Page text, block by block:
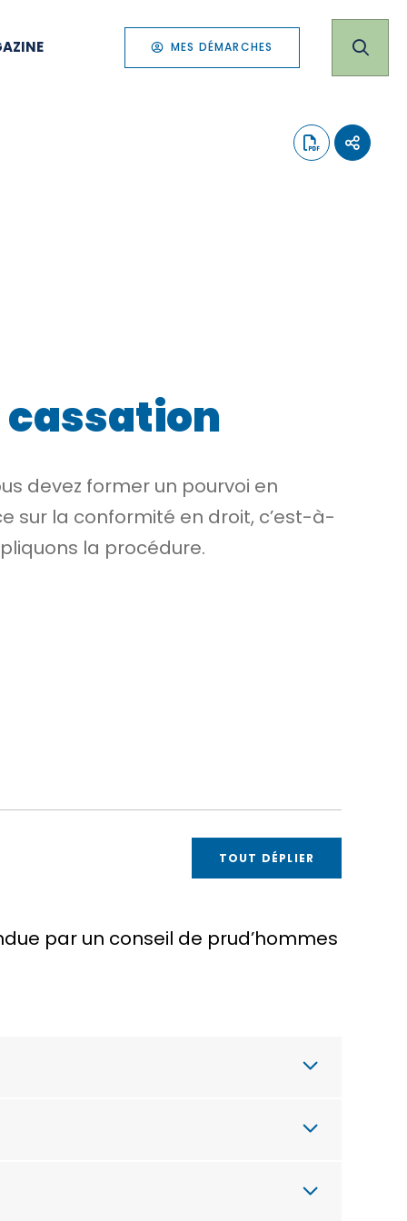
MES DÉMARCHES
cassation
devez former un pourvoi en
sur la conformité en droit, c’est-à-
la procédure.
TOUT DÉPLIER
par un conseil de prud’hommes